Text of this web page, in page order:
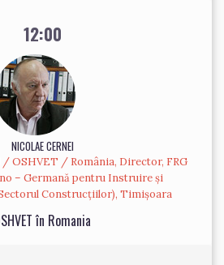
12:00
NICOLAE CERNEI
OSHVET / România, Director, FRG
– Germană pentru Instruire și
Construcțiilor), Timișoara
în Romania